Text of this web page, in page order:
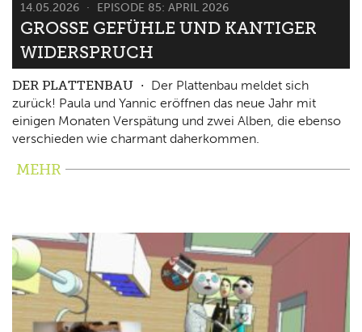
14.05.2026 EPISODE 85: APRIL 2026
GROSSE GEFÜHLE UND KANTIGER W
IDERSPRUCH
DER PLATTENBAU
Der Plattenbau meldet sich
zurück! Paula und Yannic eröffnen das neue Jahr mit
einigen Monaten Verspätung und zwei Alben, die ebenso
verschieden wie charmant daherkommen.
MEHR